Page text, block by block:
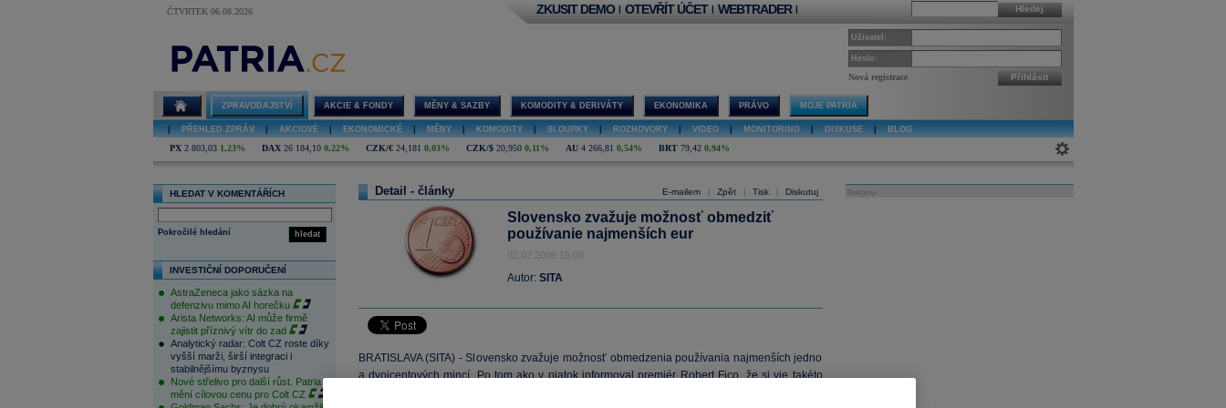
ČTVRTEK 06.08.2026 Hledej
ZKUSIT DEMO | OTEVŘÍT ÚČET | WEBTRADER |
Uživatel:
Heslo:
Nová registrace Přihlásit
ZPRAVODAJSTVÍ AKCIE & FONDY MĚNY & SAZBY KOMODITY & DERIVÁTY EKONOMIKA PRÁVO MOJE PATRIA
PŘEHLED ZPRÁV AKCIOVÉ EKONOMICKÉ MĚNY KOMODITY SLOUPKY ROZHOVORY VIDEO MONITORING DISKUSE BLOG
PX 2 803,03 1,23% DAX 26 184,10 0,22% CZK/€ 24,181 0,03% CZK/$ 20,950 0,11% AU 4 266,81 0,54% BRT 79,42 0,94%
HLEDAT V KOMENTÁŘÍCH
hledat
Pokročilé hledání
INVESTIČNÍ DOPORUČENÍ
AstraZeneca jako sázka na
defenzivu mimo AI horečku
Arista Networks: AI může firmě
zajistit příznivý vítr do zad
Analytický radar: Colt CZ roste díky
vyšší marži, širší integraci i
stabilnějšímu byznysu
Nové střelivo pro další růst. Patria
mění cílovou cenu pro Colt CZ
E-mailem Zpět Tisk Diskutuj
Detail - články
Slovensko zvažuje možnosť obmedziť
používanie najmenších eur
02.02.2009 15:08
Autor: SITA
BRATISLAVA (SITA) - Slovensko zvažuje možnosť obmedzenia používania najmenších jedno
a dvojcentových mincí. Po tom ako v piatok informoval premiér Robert Fico, že si vie takéto
Reklama